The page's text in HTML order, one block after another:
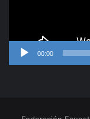
00:00